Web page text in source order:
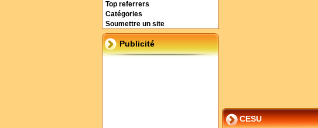
Top referrers
Catégories
Soumettre un site
Publicité
CESU